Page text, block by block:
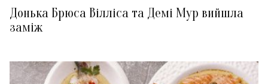
Донька Брюса Вілліса та Демі Мур вийшла
заміж